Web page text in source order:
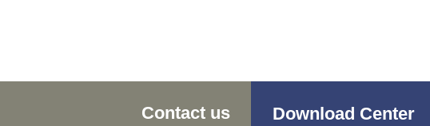
Contact us Download Center